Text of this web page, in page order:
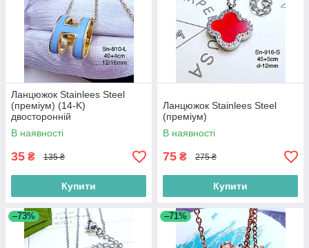
Ланцюжок Stainlees Steel
(преміум) (14-K)
двосторонній
В наявності
35 ₴ 135 ₴
Купити
Ланцюжок Stainlees Steel
(преміум)
В наявності
75 ₴ 275 ₴
Купити
–73% –71%